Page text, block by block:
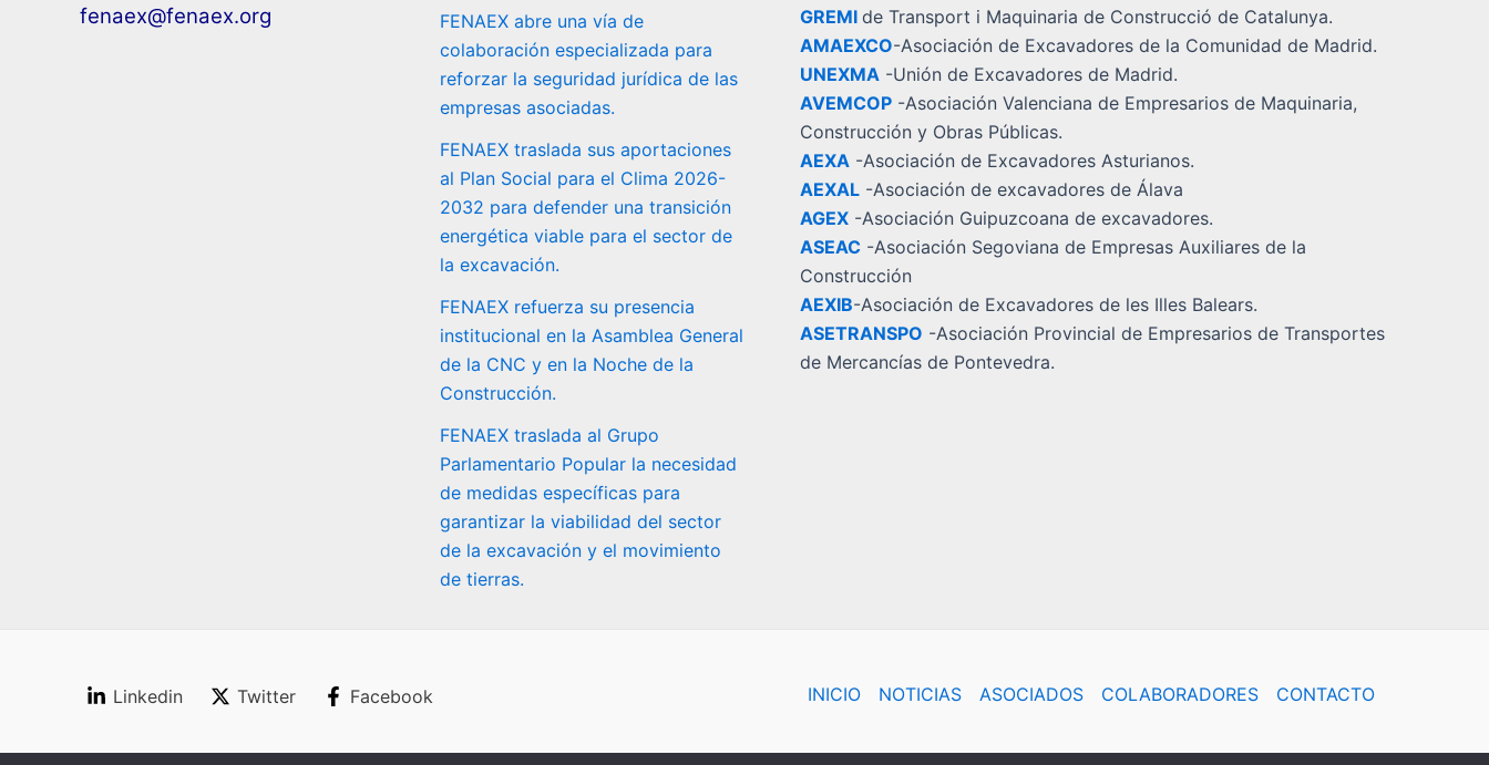
fenaex@fenaex.org
FENAEX abre una vía de
colaboración especializada para
reforzar la seguridad jurídica de las
empresas asociadas.
FENAEX traslada sus aportaciones
al Plan Social para el Clima 2026-
2032 para defender una transición
energética viable para el sector de
la excavación.
FENAEX refuerza su presencia
institucional en la Asamblea General
de la CNC y en la Noche de la
Construcción.
FENAEX traslada al Grupo
Parlamentario Popular la necesidad
de medidas específicas para
garantizar la viabilidad del sector
de la excavación y el movimiento
de tierras.
GREMI de Transport i Maquinaria de Construcció de Catalunya.
AMAEXCO-Asociación de Excavadores de la Comunidad de Madrid.
UNEXMA -Unión de Excavadores de Madrid.
AVEMCOP -Asociación Valenciana de Empresarios de Maquinaria,
Construcción y Obras Públicas.
AEXA -Asociación de Excavadores Asturianos.
AEXAL -Asociación de excavadores de Álava
AGEX -Asociación Guipuzcoana de excavadores.
ASEAC -Asociación Segoviana de Empresas Auxiliares de la
Construcción
AEXIB-Asociación de Excavadores de les Illes Balears.
ASETRANSPO -Asociación Provincial de Empresarios de Transportes
de Mercancías de Pontevedra.
Linkedin Twitter Facebook INICIO NOTICIAS ASOCIADOS COLABORADORES CONTACTO